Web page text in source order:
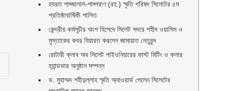
হযরত শাহ্জালাল-শাহ্পরাণ (রহ.) স্মৃতি পরিষদ সিলেটের ৫ম
প্রতিষ্ঠাবার্ষিকী পালিত ‎​
কেন্দ্রীয় কর্মসূচীর অংশ হিসেবে সিলেট সদরে শহীদ ওয়াসিম ও
মুস্তাকের কবর যিয়ারত করলেন জামায়াত নেতৃবৃন্দ ‎
রোটারী ক্লাব অব সিলেট পাইওনিয়ারের ফাস্ট মিটিং ও কলার
হ্যান্ডভার অনুষ্ঠান সম্পন্ন
ড. মুহাম্মদ শহীদুল্লাহ স্মৃতি অ্যাওয়ার্ড পেলেন সিলেটের